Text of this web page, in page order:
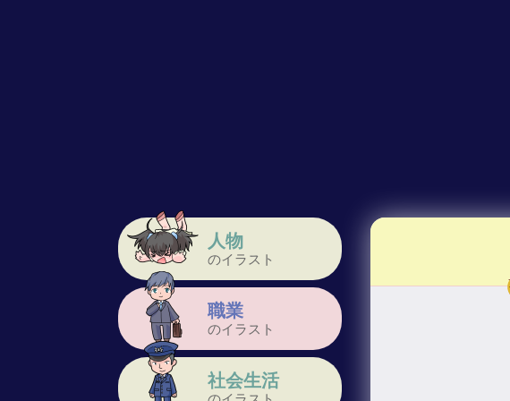
人物
のイラスト
職業
のイラスト
社会生活